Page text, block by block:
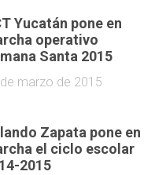
Yucatán pone en
operativo
Santa 2015
marzo de 2015
Zapata pone en
el ciclo escolar
2015